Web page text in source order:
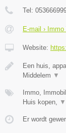
Tel:
E-mail ›
Website:
Een huis,
Middelem ▼
Immo,
Huis kopen,
▼
Er wordt